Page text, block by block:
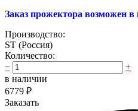
Заказ прожектора возможен в
Производство:
ST (Россия)
Количество:
−
+
в наличии
6779 ₽
Заказать